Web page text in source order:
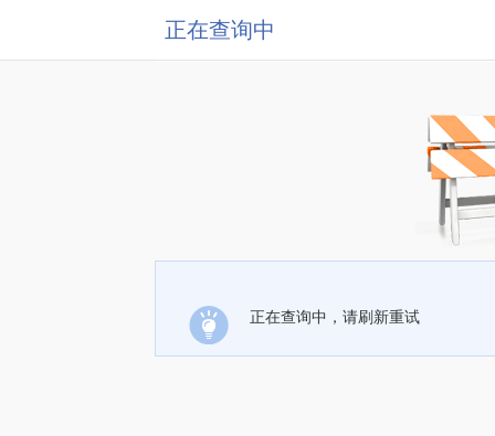
正在查询中
正在查询中，请刷新重试